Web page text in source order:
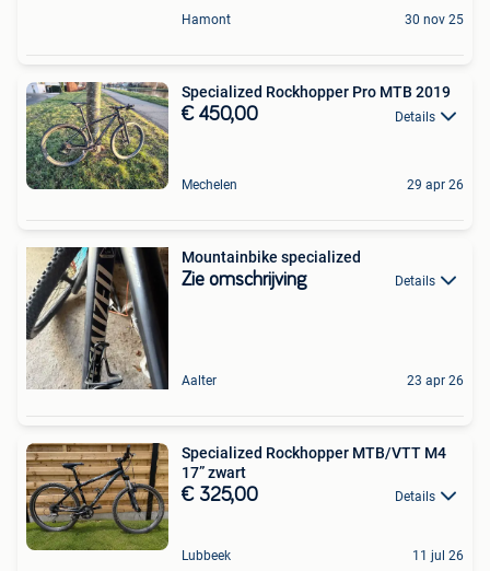
Hamont 30 nov 25
Specialized Rockhopper Pro MTB 2019
€ 450,00 Details
Mechelen 29 apr 26
Mountainbike specialized
Zie omschrijving Details
Aalter 23 apr 26
Specialized Rockhopper MTB/VTT M4
17” zwart
€ 325,00 Details
Lubbeek 11 jul 26